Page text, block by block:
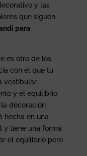
y las
que siguen
para
es otro de los
con el que tu
vestibular,
y el equilibrio.
decoración
hecha en una
y tiene una forma
el equilibrio pero